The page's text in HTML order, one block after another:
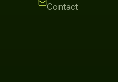
Contact